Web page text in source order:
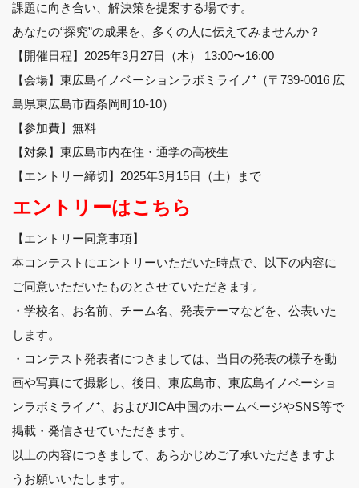
課題に向き合い、解決策を提案する場です。
あなたの“探究”の成果を、多くの人に伝えてみませんか？
【開催日程】2025年3月27日（木） 13:00〜16:00
【会場】東広島イノベーションラボミライノ⁺（〒739-0016 広
島県東広島市西条岡町10-10）
【参加費】無料
【対象】東広島市内在住・通学の高校生
【エントリー締切】2025年3月15日（土）まで
エントリーはこちら
【エントリー同意事項】
本コンテストにエントリーいただいた時点で、以下の内容に
ご同意いただいたものとさせていただきます。
・学校名、お名前、チーム名、発表テーマなどを、公表いた
します。
・コンテスト発表者につきましては、当日の発表の様子を動
画や写真にて撮影し、後日、東広島市、東広島イノベーショ
ンラボミライノ⁺、およびJICA中国のホームページやSNS等で
掲載・発信させていただきます。
以上の内容につきまして、あらかじめご了承いただきますよ
うお願いいたします。